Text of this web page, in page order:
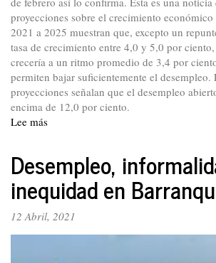
proyecciones sobre el crecimiento
2021 a 2025 muestran que, excepto un
tasa de crecimiento entre 4,0 y 5,0 por
crecería a un ritmo promedio de 3,4 por
permiten bajar suficientemente el desempleo.
proyecciones señalan que el desempleo
encima de 12,0 por ciento.
Lee más
crear
empleo,
es
urgente,
Desempleo,
inequidad en
12 Abril, 2021